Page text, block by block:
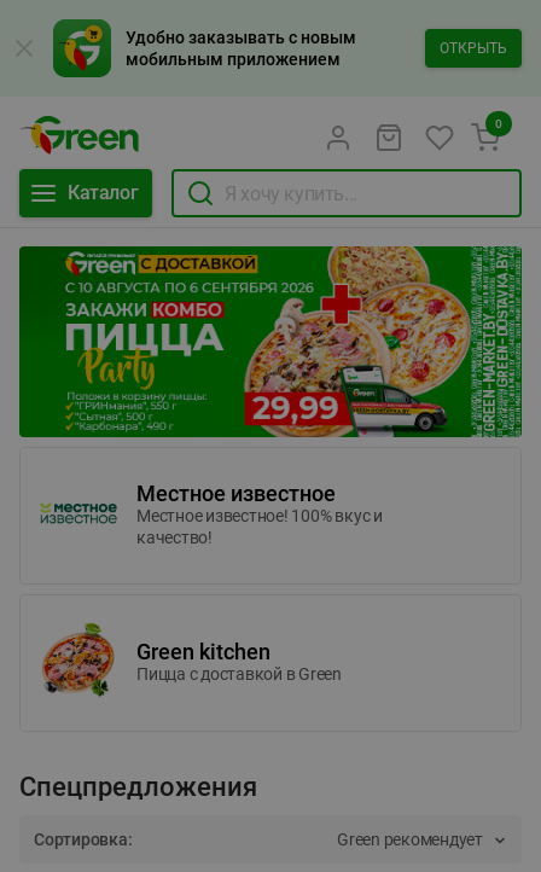
Удобно заказывать с новым
мобильным приложением
ОТКРЫТЬ
Каталог
0
Местное известное
Местное известное! 100% вкус и
качество!
Green kitchen
Пицца c доставкой в Green
Спецпредложения
Сортировка: Green рекомендует